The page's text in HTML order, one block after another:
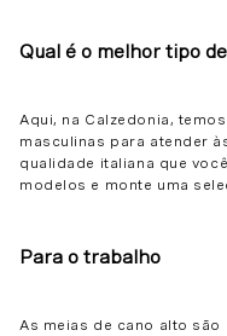
Qual é o melhor tipo
Aqui, na Calzedonia,
masculinas para atender
qualidade italiana que
modelos e monte uma
Para o trabalho
As meias de cano alto